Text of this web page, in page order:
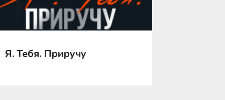
Я. Тебя. Приручу